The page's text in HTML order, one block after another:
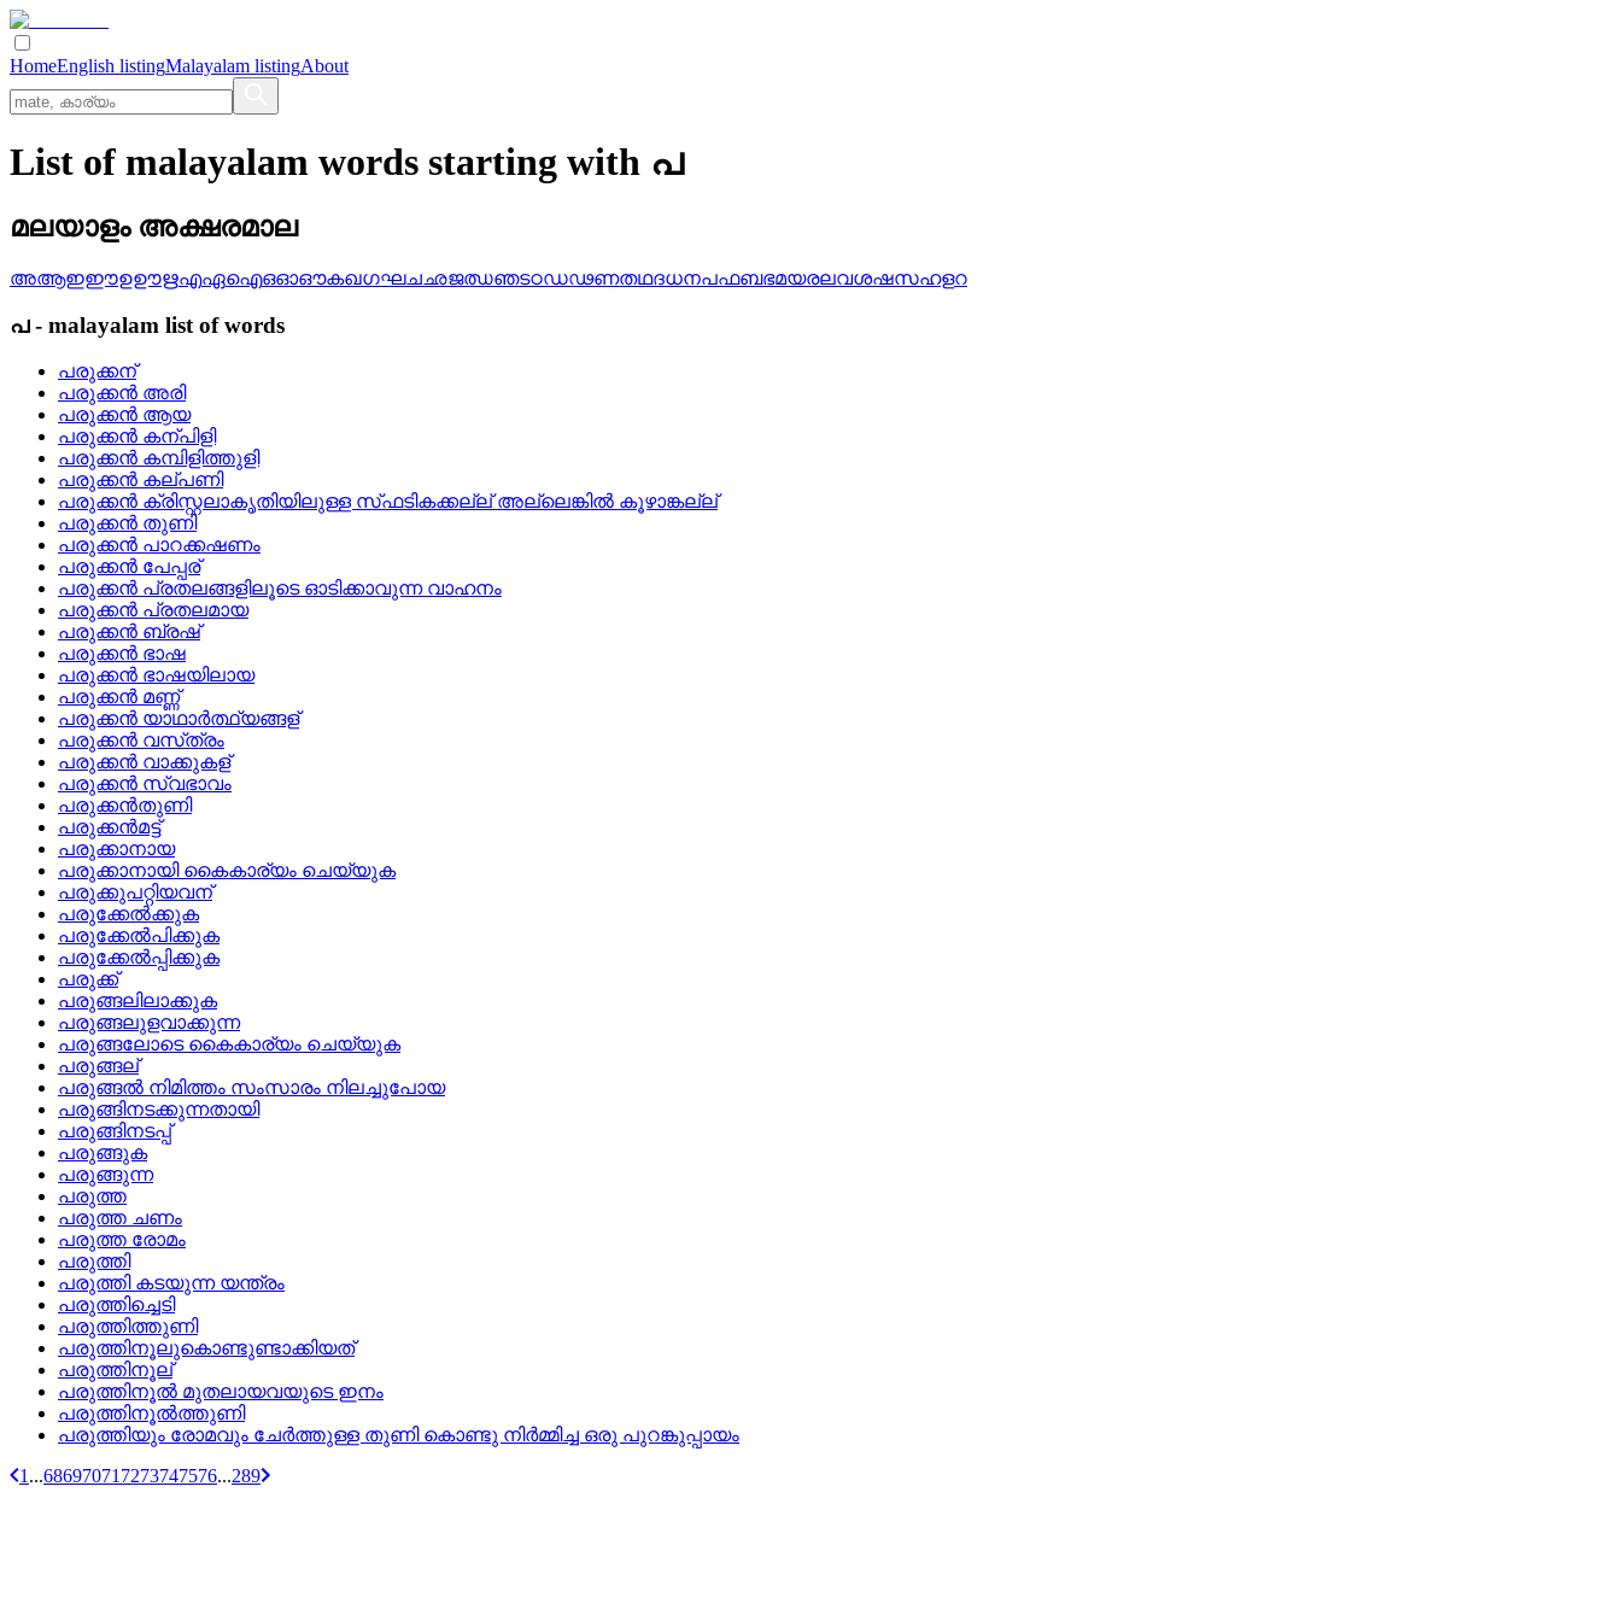
HomeEnglish listingMalayalam listingAbout
List of malayalam words starting with പ
മലയാളം അക്ഷരമാല
അആഇഈഉഊഋഎഏഐഒഓഔകഖഗഘചഛജഝഞടഠഡഢണതഥദധനപഫബഭമയരലവശഷസഹളറ
പ- malayalam list of words
പരുക്കന്
പരുക്കന്‍ അരി
പരുക്കന്‍ ആയ
പരുക്കന്‍ കന്പിളി
പരുക്കന്‍ കമ്പിളിത്തുളി
പരുക്കന്‍ കല്‌പണി
പരുക്കന്‍ ക്രിസ്റ്റലാകൃതിയിലുള്ള സ്‌ഫടികക്കല്ല്‌ അല്ലെങ്കില്‍ കൂഴാങ്കല്ല്
പരുക്കന്‍ തുണി
പരുക്കന്‍ പാറക്കഷണം
പരുക്കന്‍ പേപ്പര്
പരുക്കന്‍ പ്രതലങ്ങളിലൂടെ ഓടിക്കാവുന്ന വാഹനം
പരുക്കന്‍ പ്രതലമായ
പരുക്കന്‍ ബ്രഷ്
പരുക്കന്‍ ഭാഷ
പരുക്കന്‍ ഭാഷയിലായ
പരുക്കന്‍ മണ്ണ്
പരുക്കന്‍ യാഥാര്‍ത്ഥ്യങ്ങള്
പരുക്കന്‍ വസ്‌ത്രം
പരുക്കന്‍ വാക്കുകള്
പരുക്കന്‍ സ്വഭാവം
പരുക്കന്‍തുണി
പരുക്കന്‍മട്ട്
പരുക്കാനായ
പരുക്കാനായി കൈകാര്യം ചെയ്യുക
പരുക്കുപറ്റിയവന്
പരുക്കേല്‍ക്കുക
പരുക്കേല്‍പിക്കുക
പരുക്കേല്‍പ്പിക്കുക
പരുക്ക്
പരുങ്ങലിലാക്കുക
പരുങ്ങലുളവാക്കുന്ന
പരുങ്ങലോടെ കൈകാര്യം ചെയ്യുക
പരുങ്ങല്
പരുങ്ങല്‍ നിമിത്തം സംസാരം നിലച്ചുപോയ
പരുങ്ങിനടക്കുന്നതായി
പരുങ്ങിനടപ്പ്
പരുങ്ങുക
പരുങ്ങുന്ന
പരുത്ത
പരുത്ത ചണം
പരുത്ത രോമം
പരുത്തി
പരുത്തി കടയുന്ന യന്ത്രം
പരുത്തിച്ചെടി
പരുത്തിത്തുണി
പരുത്തിനൂലുകൊണ്ടുണ്ടാക്കിയത്
പരുത്തിനൂല്
പരുത്തിനൂല്‍ മുതലായവയുടെ ഇനം
പരുത്തിനൂല്‍ത്തുണി
പരുത്തിയും രോമവും ചേര്‍ത്തുള്ള തുണി കൊണ്ടു നിര്‍മ്മിച്ച ഒരു പുറങ്കുപ്പായം
1 ...68697071 7273747576...289